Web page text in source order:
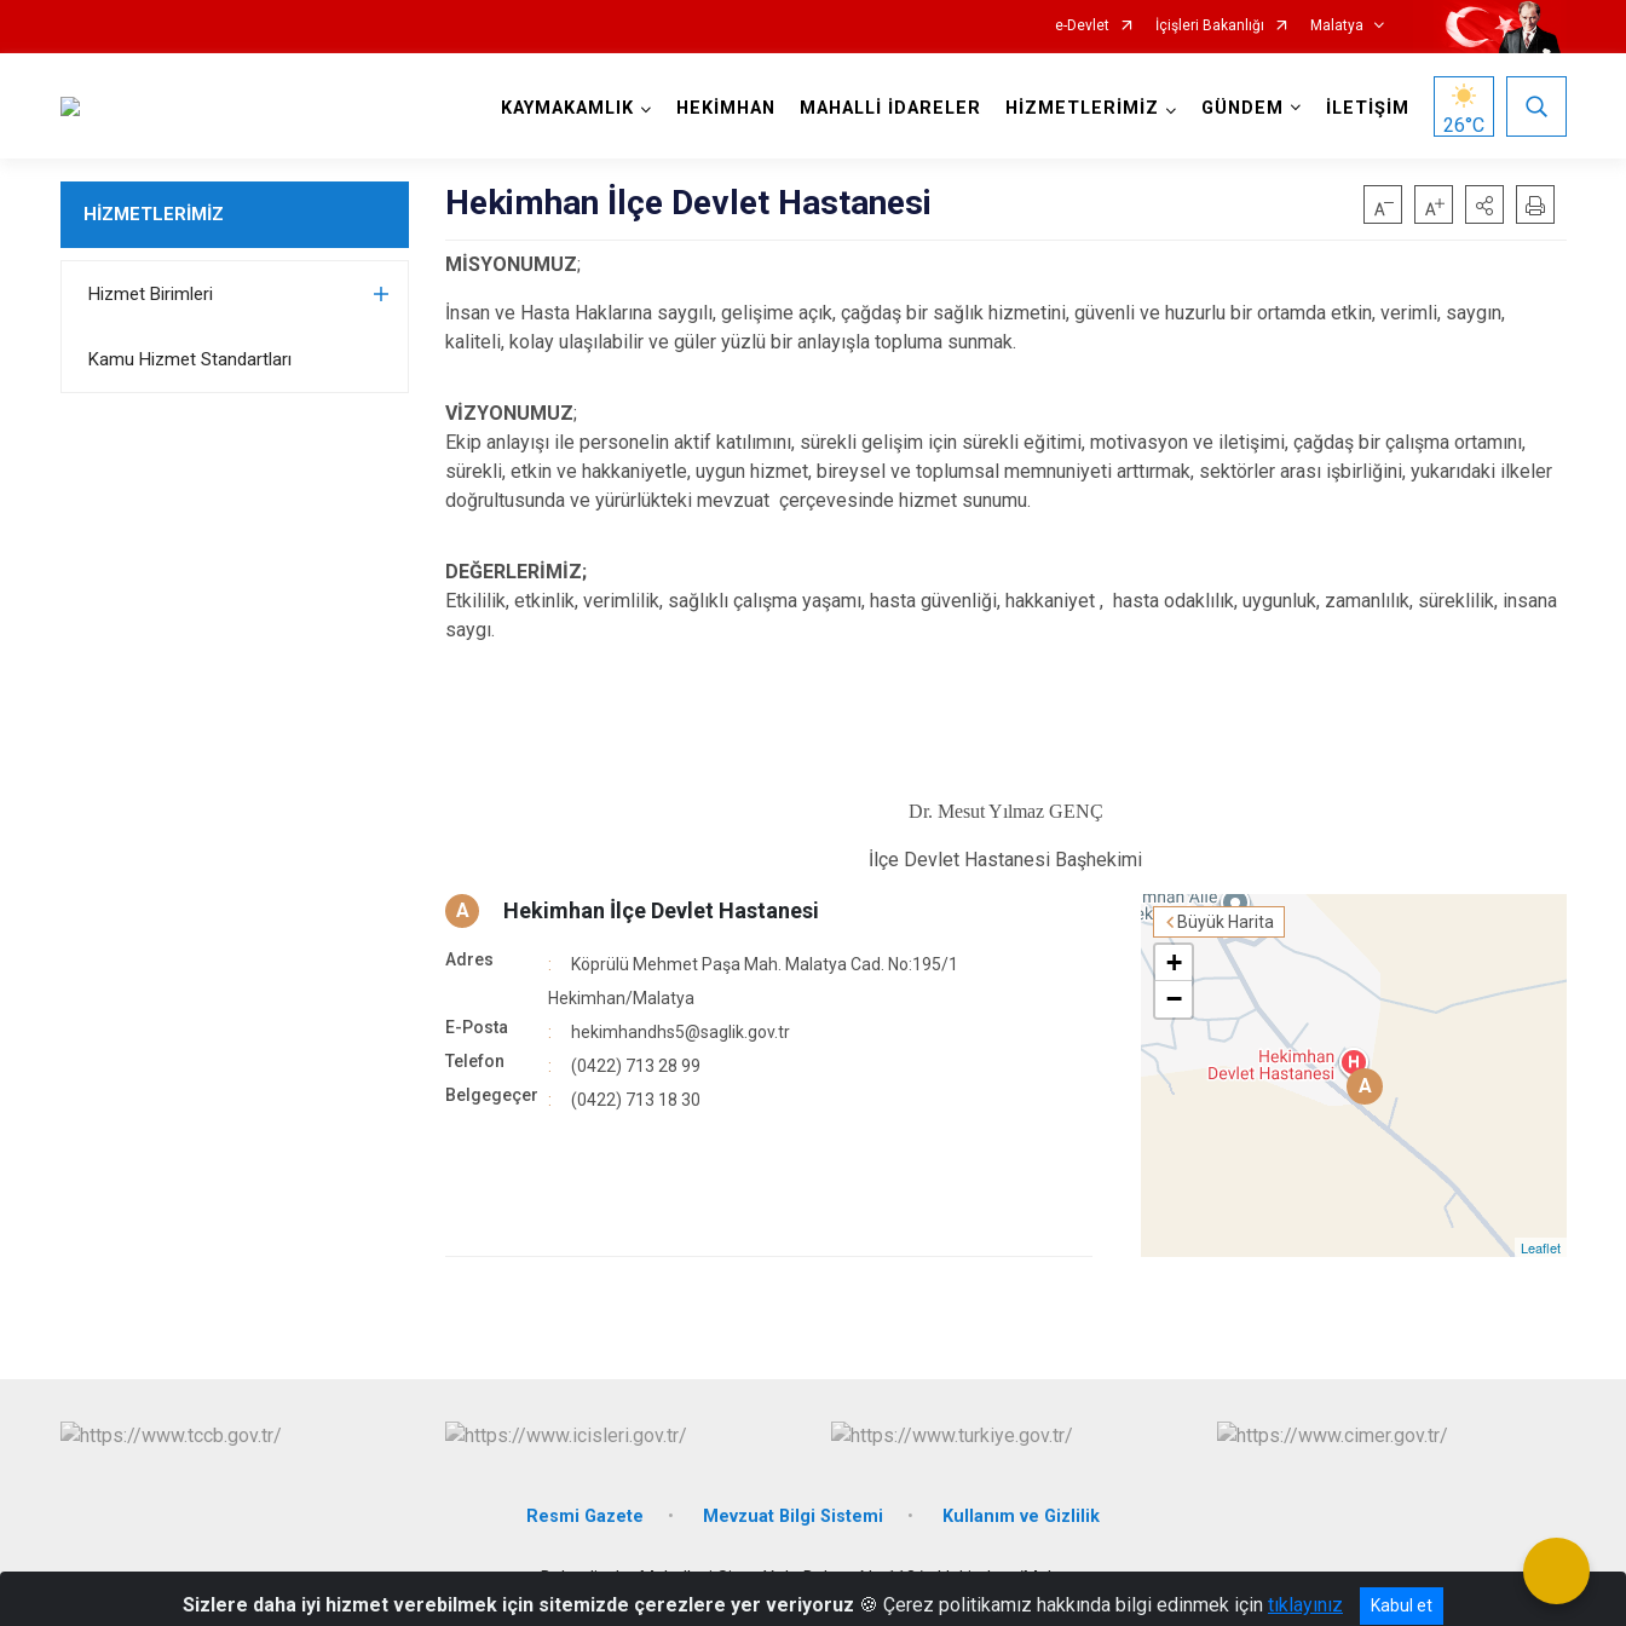
e-Devlet İçişleri Bakanlığı Malatya
Arguvan
Battalgazi
Kuluncak
KAYMAKAMLIK HEKİMHAN MAHALLİ İDARELER HİZMETLERİMİZ GÜNDEM İLETİŞİM
26°C
HİZMETLERİMİZ
Hizmet Birimleri
Kamu Hizmet Standartları
Hekimhan İlçe Devlet Hastanesi
MİSYONUMUZ;
İnsan ve Hasta Haklarına saygılı, gelişime açık, çağdaş bir sağlık hizmetini, güvenli ve huzurlu bir ortamda etkin, verimli, saygın,
kaliteli, kolay ulaşılabilir ve güler yüzlü bir anlayışla topluma sunmak.
VİZYONUMUZ;
Ekip anlayışı ile personelin aktif katılımını, sürekli gelişim için sürekli eğitimi, motivasyon ve iletişimi, çağdaş bir çalışma ortamını,
sürekli, etkin ve hakkaniyetle, uygun hizmet, bireysel ve toplumsal memnuniyeti arttırmak, sektörler arası işbirliğini, yukarıdaki ilkeler
doğrultusunda ve yürürlükteki mevzuat çerçevesinde hizmet sunumu.
DEĞERLERİMİZ;
Etkililik, etkinlik, verimlilik, sağlıklı çalışma yaşamı, hasta güvenliği, hakkaniyet , hasta odaklılık, uygunluk, zamanlılık, süreklilik, insana
saygı.
Dr. Mesut Yılmaz GENÇ
İlçe Devlet Hastanesi Başhekimi
Büyük Harita
A
+
−
Leaflet
A Hekimhan İlçe Devlet Hastanesi
Adres
Köprülü Mehmet Paşa Mah. Malatya Cad. No:195/1
Hekimhan/Malatya
E-Posta
hekimhandhs5@saglik.gov.tr
Telefon
(0422) 713 28 99
Belgegeçer
(0422) 713 18 30
Resmi Gazete Mevzuat Bilgi Sistemi Kullanım ve Gizlilik
Bahçelievler Mahallesi Sivas Yolu Bulvarı No.113/a Hekimhan/Malatya
(0422) 713 10 19
Sizlere daha iyi hizmet verebilmek için sitemizde çerezlere yer veriyoruz 🍪 Çerez politikamız hakkında bilgi edinmek için tıklayınız Kabul et